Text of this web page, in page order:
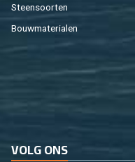
Steen­soor­ten
Bouw­ma­te­ri­a­len
VOLG ONS